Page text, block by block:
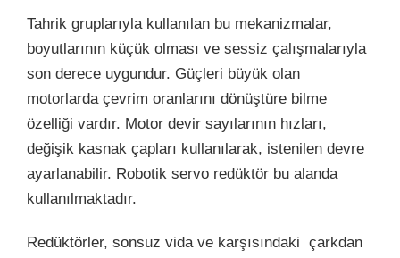
Tahrik gruplarıyla kullanılan bu mekanizmalar,
boyutlarının küçük olması ve sessiz çalışmalarıyla
son derece uygundur. Güçleri büyük olan
motorlarda çevrim oranlarını dönüştüre bilme
özelliği vardır. Motor devir sayılarının hızları,
değişik kasnak çapları kullanılarak, istenilen devre
ayarlanabilir. Robotik servo redüktör bu alanda
kullanılmaktadır.
Redüktörler, sonsuz vida ve karşısındaki çarkdan